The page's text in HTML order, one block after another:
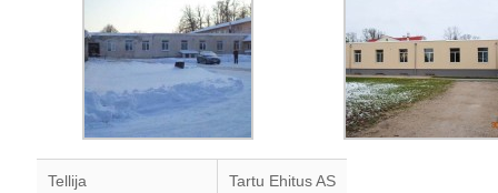
Tellija Tartu Ehitus AS